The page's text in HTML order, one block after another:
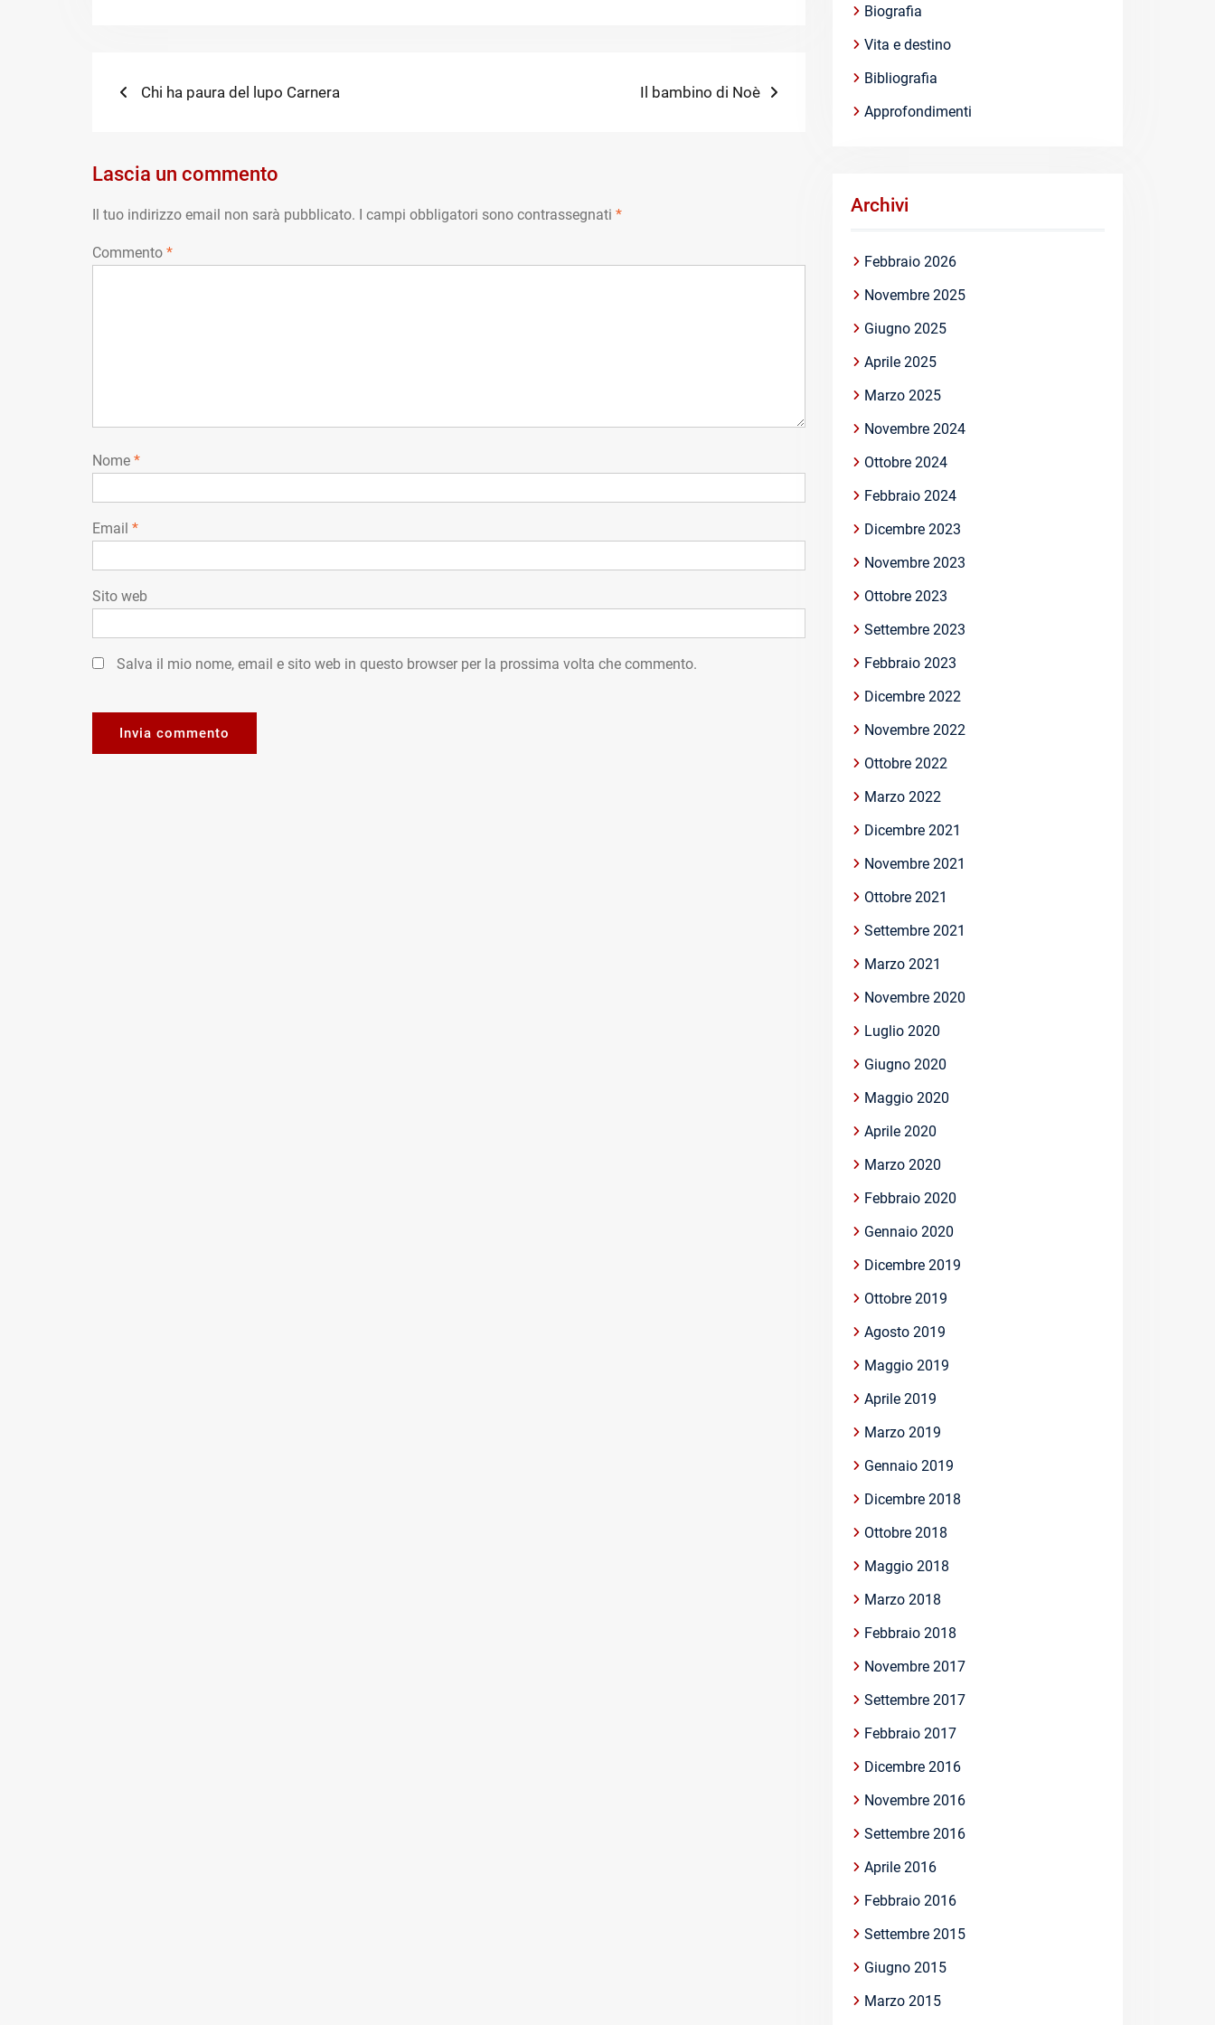
Navigazione
Previous
Chi ha paura del lupo Carnera
Next
Il bambino di Noè
Lascia un commento
Il tuo indirizzo email non sarà pubblicato. I campi obbligatori sono contrassegnati *
Commento *
Nome *
Email *
Sito web
Salva il mio nome, email e sito web in questo browser per la prossima volta che commento.
Biografia
Vita e destino
Bibliografia
Approfondimenti
Archivi
Febbraio 2026
Novembre 2025
Giugno 2025
Aprile 2025
Marzo 2025
Novembre 2024
Ottobre 2024
Febbraio 2024
Dicembre 2023
Novembre 2023
Ottobre 2023
Settembre 2023
Febbraio 2023
Dicembre 2022
Novembre 2022
Ottobre 2022
Marzo 2022
Dicembre 2021
Novembre 2021
Ottobre 2021
Settembre 2021
Marzo 2021
Novembre 2020
Luglio 2020
Giugno 2020
Maggio 2020
Aprile 2020
Marzo 2020
Febbraio 2020
Gennaio 2020
Dicembre 2019
Ottobre 2019
Agosto 2019
Maggio 2019
Aprile 2019
Marzo 2019
Gennaio 2019
Dicembre 2018
Ottobre 2018
Maggio 2018
Marzo 2018
Febbraio 2018
Novembre 2017
Settembre 2017
Febbraio 2017
Dicembre 2016
Novembre 2016
Settembre 2016
Aprile 2016
Febbraio 2016
Settembre 2015
Giugno 2015
Marzo 2015